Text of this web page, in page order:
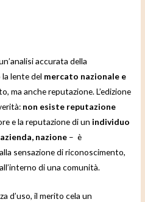
accurata della
lente del mercato nazionale e
ma anche reputazione. L’edizione
non esiste reputazione
e la reputazione di un individuo
nazione – è
sensazione di riconoscimento,
di una comunità.
d’uso, il merito cela un